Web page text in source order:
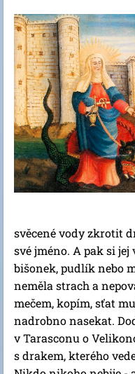
svěcené vody zkrotit
své jméno. A pak si
bišonek, pudlík nebo
neměla strach a
mečem, kopím, sťat
nadrobno nasekat.
v Tarasconu o
s drakem, kterého